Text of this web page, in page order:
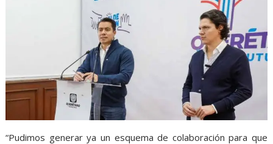
“Pudimos generar ya un esquema de colaboración para que